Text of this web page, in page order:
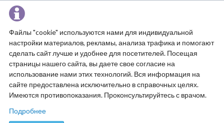
Файлы "cookie" используются нами для индивидуальной
настройки материалов, рекламы, анализа трафика и помогают
сделать сайт лучше и удобнее для посетителей. Посещая
страницы нашего сайта, вы даете свое согласие на
использование нами этих технологий. Вся информация на
сайте предоставлена исключительно в справочных целях.
Имеются противопоказания. Проконсультируйтесь с врачом.
Подробнее